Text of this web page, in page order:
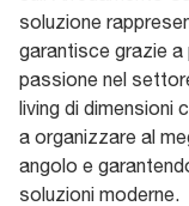
soluzione
garantisce grazie a
passione nel
living di dimensioni
a organizzare al
angolo e
soluzioni moderne.